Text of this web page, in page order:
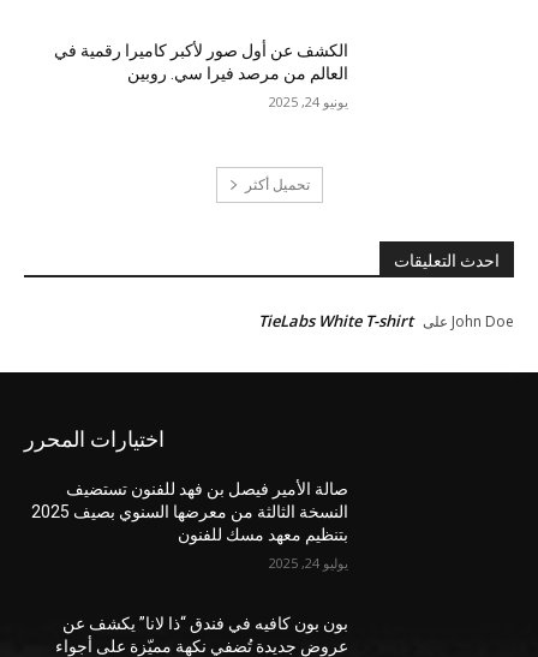
الكشف عن أول صور لأكبر كاميرا رقمية في
العالم من مرصد فيرا سي. روبين
يونيو 24, 2025
تحميل أكثر
احدث التعليقات
John Doe على TieLabs White T-shirt
اختيارات المحرر
صالة الأمير فيصل بن فهد للفنون تستضيف
النسخة الثالثة من معرضها السنوي بصيف 2025
بتنظيم معهد مسك للفنون
يوليو 24, 2025
بون بون كافيه في فندق “ذا لانا” يكشف عن
عروض جديدة تُضفي نكهة مميّزة على أجواء